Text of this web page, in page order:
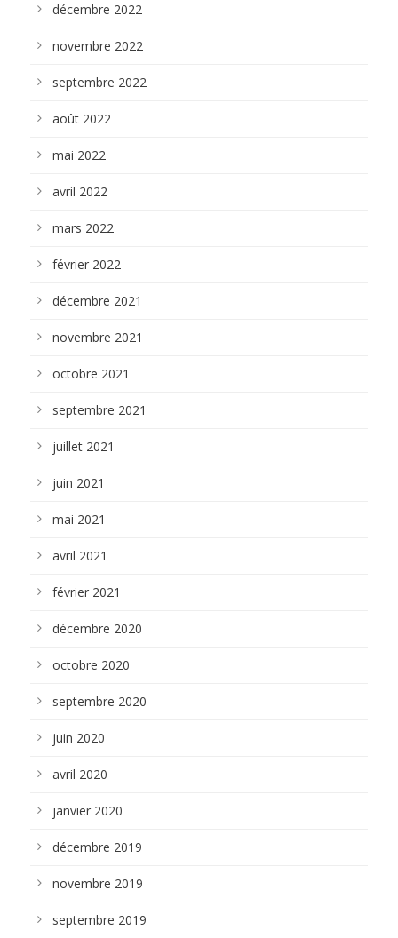
décembre 2022
novembre 2022
septembre 2022
août 2022
mai 2022
avril 2022
mars 2022
février 2022
décembre 2021
novembre 2021
octobre 2021
septembre 2021
juillet 2021
juin 2021
mai 2021
avril 2021
février 2021
décembre 2020
octobre 2020
septembre 2020
juin 2020
avril 2020
janvier 2020
décembre 2019
novembre 2019
septembre 2019